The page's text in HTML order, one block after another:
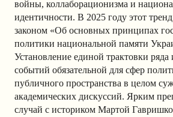
войны, коллаборационизма и
идентичности. В 2025 году этот
законом «Об основных принципах
политики национальной памяти
Установление единой трактовки ряда
событий обязательной для сфер
публичного пространства в целом
академических дискуссий. Ярким
случай с историком Мартой